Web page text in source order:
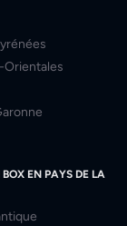
Orientales
EN PAYS DE LA